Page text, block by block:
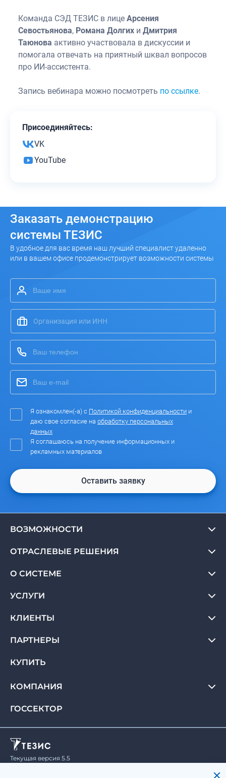
Команда СЭД ТЕЗИС в лице Арсения
Севостьянова, Романа Долгих и Дмитрия
Таюнова активно участвовала в дискуссии и
помогала отвечать на приятный шквал вопросов
про ИИ-ассистента.
Запись вебинара можно посмотреть по ссылке.
Присоединяйтесь:
VK
YouTube
Заказать демонстрацию
системы ТЕЗИС
В удобное для вас время наш лучший специалист удаленно
или в вашем офисе продемонстрирует возможности системы
Я ознакомлен(-а) с Политикой конфиденциальности и
даю свое согласие на обработку персональных
данных
Я соглашаюсь на получение информационных и
рекламных материалов
Оставить заявку
ВОЗМОЖНОСТИ
ОТРАСЛЕВЫЕ РЕШЕНИЯ
О СИСТЕМЕ
УСЛУГИ
КЛИЕНТЫ
ПАРТНЕРЫ
КУПИТЬ
КОМПАНИЯ
ГОССЕКТОР
Текущая версия 5.5